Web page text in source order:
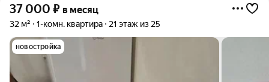
37 000 ₽ в месяц
32 м² 1-комн. квартира 21 этаж из 25
новостройка